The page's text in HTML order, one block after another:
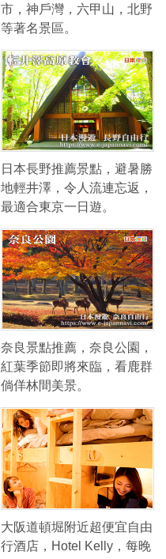
市，神戶灣，六甲山，北野
等著名景區。
日本長野推薦景點，避暑勝
地輕井澤，令人流連忘返，
最適合東京一日遊。
奈良景點推薦，奈良公園，
紅葉季節即將來臨，看鹿群
倘佯林間美景。
大阪道頓堀附近超便宜自由
行酒店，Hotel Kelly，每晚